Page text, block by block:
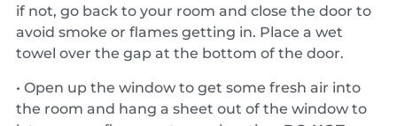
if not, go back to your room and close the door to
avoid smoke or flames getting in. Place a wet
towel over the gap at the bottom of the door.
• Open up the window to get some fresh air into
the room and hang a sheet out of the window to